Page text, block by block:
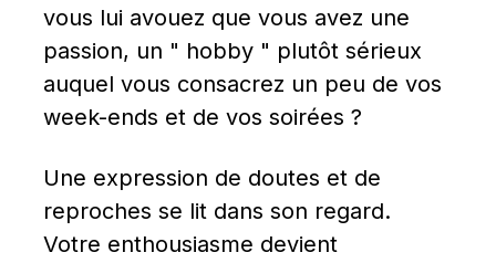
vous lui avouez que vous avez une
passion, un " hobby " plutôt sérieux
auquel vous consacrez un peu de vos
week-ends et de vos soirées ?
Une expression de doutes et de
reproches se lit dans son regard.
Votre enthousiasme devient